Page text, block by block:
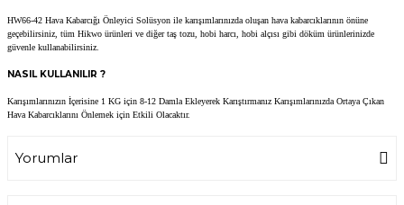
HW66-42 Hava Kabarcığı Önleyici Solüsyon ile karışımlarınızda oluşan hava kabarcıklarının önüne
geçebilirsiniz, tüm Hikwo ürünleri ve diğer taş tozu, hobi harcı, hobi alçısı gibi döküm ürünlerinizde
güvenle kullanabilirsiniz.
NASIL KULLANILIR ?
Karışımlarınızın İçerisine 1 KG için 8-12 Damla Ekleyerek Karıştırmanız Karışımlarınızda Ortaya Çıkan
Hava Kabarcıklarını Önlemek için Etkili Olacaktır.
Yorumlar